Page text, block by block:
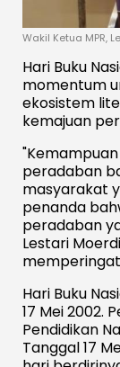
Wakil Ketua MPR,
Hari Buku
momentum
ekosistem
kemajuan
peradaban
masyarakat
penanda
peradaban
Lestari
Hari Buku
17 Mei 2002.
Pendidikan
Tanggal 17